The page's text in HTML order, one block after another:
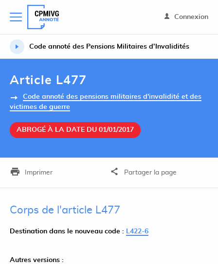
Connexion
Code annoté des Pensions Militaires d’Invalidités
Article L477
Code annoté des pensions militaires d'invalidité et des
victimes de guerre
ABROGÉ À LA DATE DU 01/01/2017
Imprimer Partager la page
Corps de l'article L477
Destination dans le nouveau code : L422-6
Autres versions :